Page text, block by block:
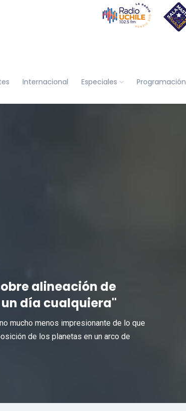
Internacional Especiales Programación
alineación de
un día cualquiera"
mucho menos impresionante de lo que
de los planetas en un arco de